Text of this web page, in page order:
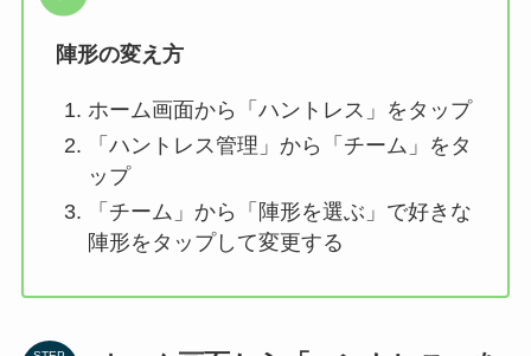
陣形の変え方
ホーム画面から「ハントレス」をタップ
「ハントレス管理」から「チーム」をタ
ップ
「チーム」から「陣形を選ぶ」で好きな
陣形をタップして変更する